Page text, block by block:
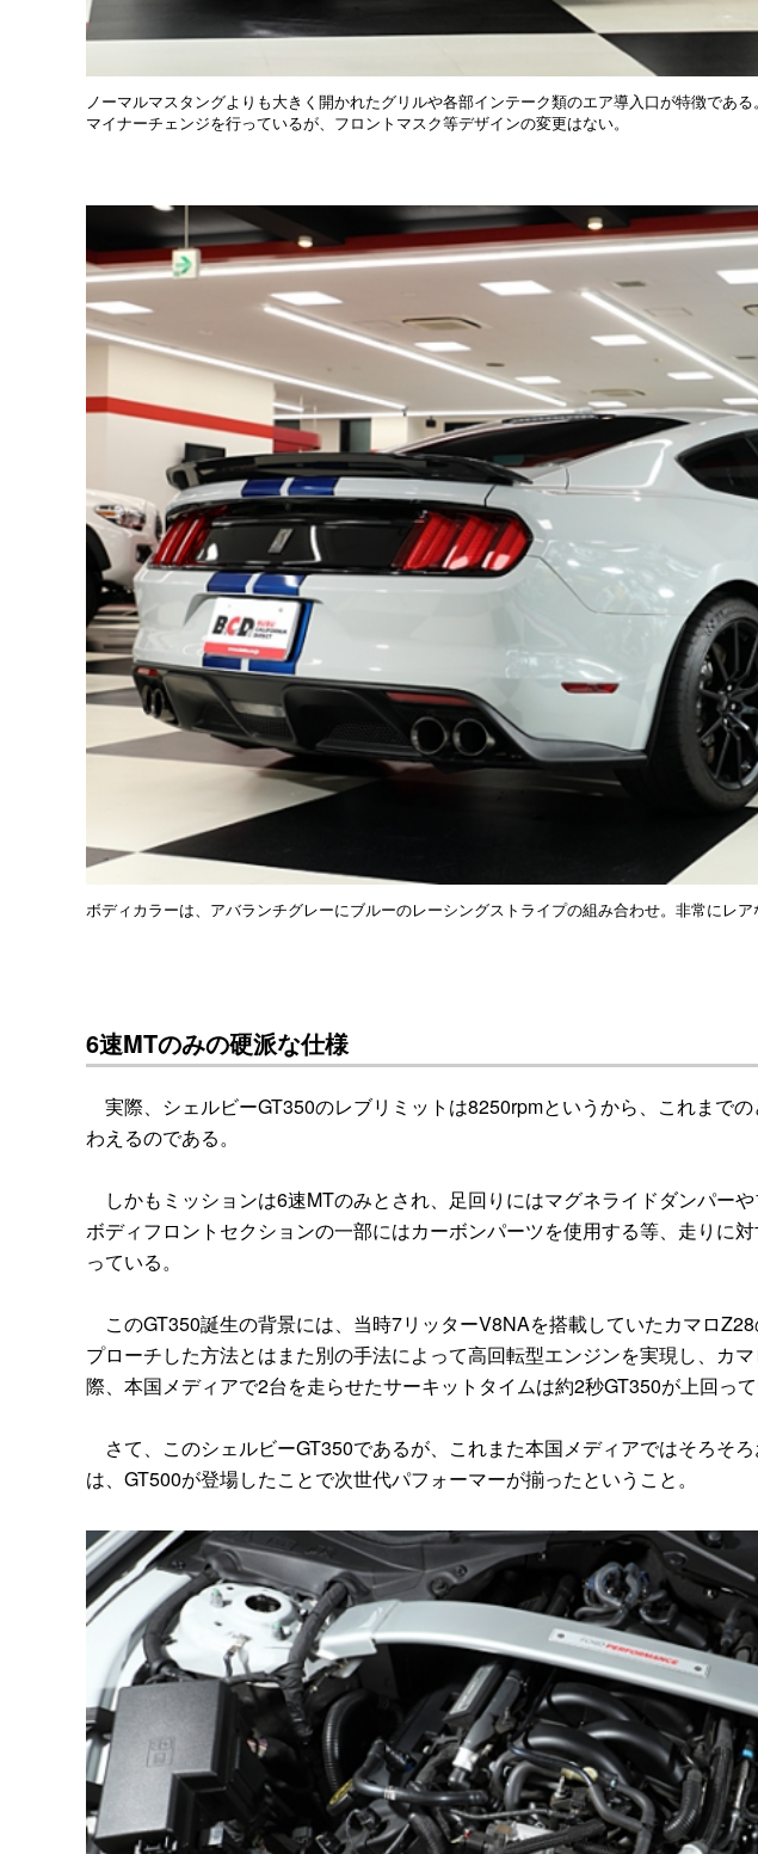
ノーマルマスタングよりも大きく開かれたグリルや各部インテーク類のエア導入口が特徴であ
マイナーチェンジを行っているが、フロントマスク等デザインの変更はない。
ボディカラーは、アバランチグレーにブルーのレーシングストライプの組み合わせ。非常にレア
6速MTのみの硬派な仕様
実際、シェルビーGT350のレブリミットは8250rpmというから、これまで
わえるのである。
しかもミッションは6速MTのみとされ、足回りにはマグネライドダンパー
ボディフロントセクションの一部にはカーボンパーツを使用する等、走りに
っている。
このGT350誕生の背景には、当時7リッターV8NAを搭載していたカマロ
プローチした方法とはまた別の手法によって高回転型エンジンを実現し、カ
際、本国メディアで2台を走らせたサーキットタイムは約2秒GT350が上回って
さて、このシェルビーGT350であるが、これまた本国メディアではそろそ
は、GT500が登場したことで次世代パフォーマーが揃ったということ。